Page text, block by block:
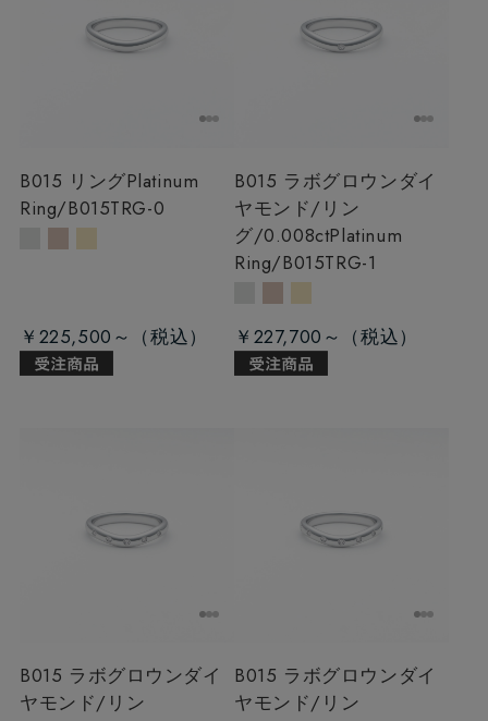
B015 リングPlatinum
Ring/B015TRG-0
￥225,500～
B015 ラボグロウンダイ
ヤモンド/リン
グ/0.008ctPlatinum
Ring/B015TRG-1
￥227,700～
B015 ラボグロウンダイ
ヤモンド/リン
B015 ラボグロウンダイ
ヤモンド/リン